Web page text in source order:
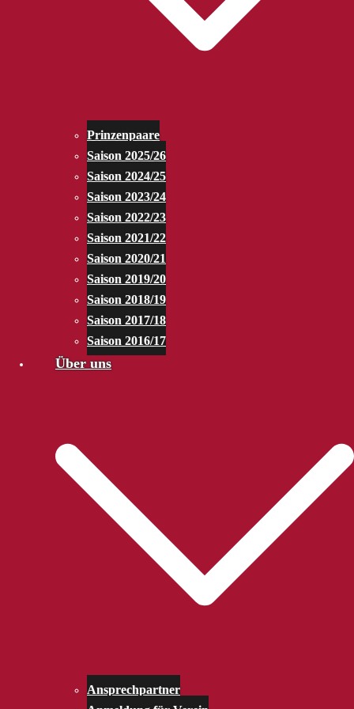
Prinzenpaare
Saison 2025/26
Saison 2024/25
Saison 2023/24
Saison 2022/23
Saison 2021/22
Saison 2020/21
Saison 2019/20
Saison 2018/19
Saison 2017/18
Saison 2016/17
Über uns
Ansprechpartner